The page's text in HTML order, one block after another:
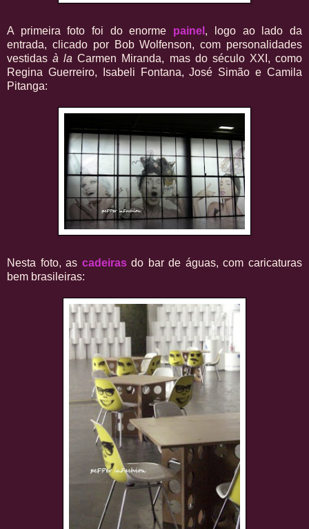
A primeira foto foi do enorme painel , logo ao lado da
entrada, clicado por Bob Wolfenson, com personalidades
vestidasà la Carmen Miranda, mas do século XXI, como
Regina Guerreiro, Isabeli Fontana, José Simão e Camila
Pitanga:
Nesta foto, as cadeirasdo bar de águas, com caricaturas
bem brasileiras: